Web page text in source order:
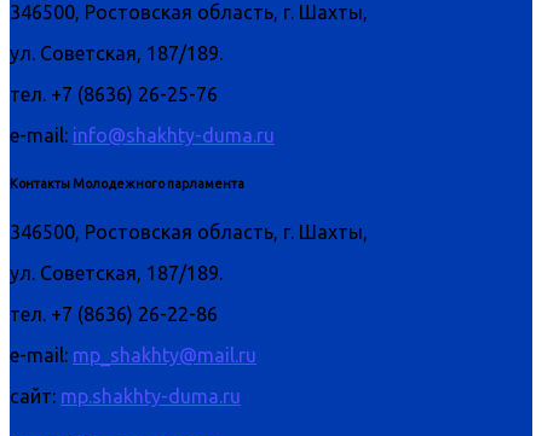
346500, Ростовская область, г. Шахты,
ул. Советская, 187/189.
тел. +7 (8636) 26-25-76
e-mail: info@shakhty-duma.ru
Контакты Молодежного парламента
346500, Ростовская область, г. Шахты,
ул. Советская, 187/189.
тел. +7 (8636) 26-22-86
e-mail: mp_shakhty@mail.ru
сайт: mp.shakhty-duma.ru